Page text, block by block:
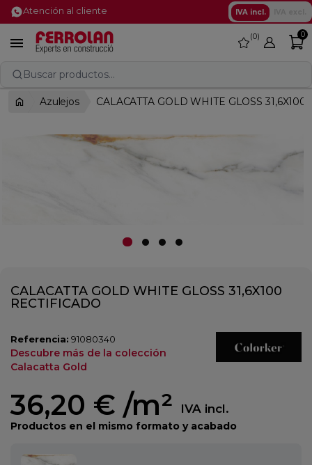
Atención al cliente IVA incl.
 favorite
0 0
Buscar productos...
Azulejos CALACATTA GOLD WHITE GLOSS 31,6X100
CALACATTA GOLD WHITE GLOSS 31,6X100
RECTIFICADO
Referencia: 91080340
Descubre más de la colección
Calacatta Gold
36,20 € /m² IVA incl.
Productos en el mismo formato y acabado